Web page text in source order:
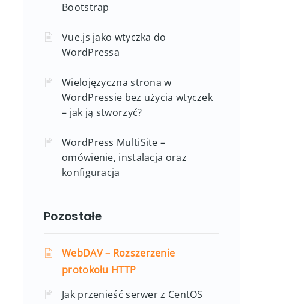
Bootstrap
Vue.js jako wtyczka do
WordPressa
Wielojęzyczna strona w
WordPressie bez użycia wtyczek
– jak ją stworzyć?
WordPress MultiSite –
omówienie, instalacja oraz
konfiguracja
Pozostałe
WebDAV – Rozszerzenie
protokołu HTTP
Jak przenieść serwer z CentOS